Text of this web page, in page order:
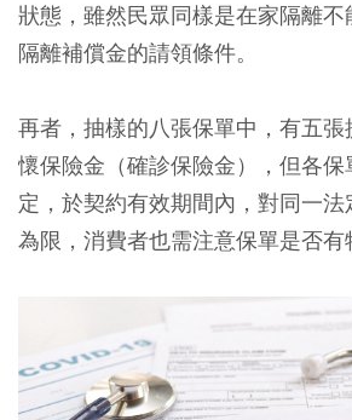
狀態，雖然民眾同樣是在家隔離
隔離補償金的請領條件。
再者，抽樣的八張保單中，有五
懷保險金（確診保險金），但各
定，於契約有效期間內，對同一
為限，消費者也需注意保單是否有